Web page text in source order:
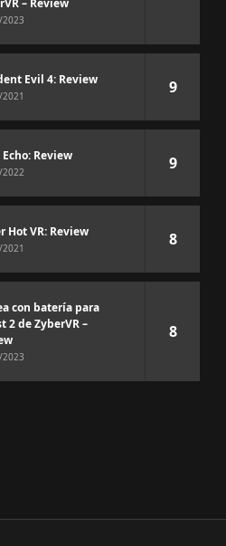
– Review
Evil 4: Review 9
Echo: Review 9
Hot VR: Review 8
con batería para
2 de ZyberVR –
8